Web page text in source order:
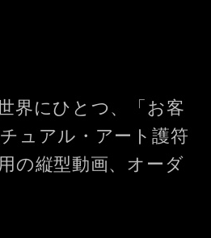
界にひとつ、「お客
ュアル・アート護符
の縦型動画、オーダ